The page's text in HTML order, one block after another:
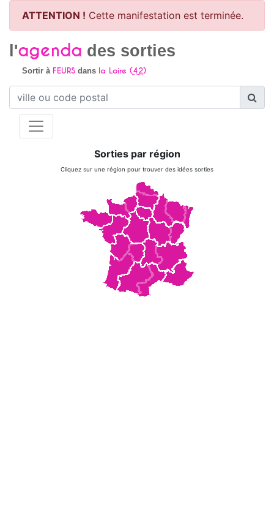
ATTENTION ! Cette manifestation est terminée.
l'agenda des sorties
Sortir à FEURSdans la Loire (42)
Sorties par région
Cliquez sur une région pour trouver des idées sorties